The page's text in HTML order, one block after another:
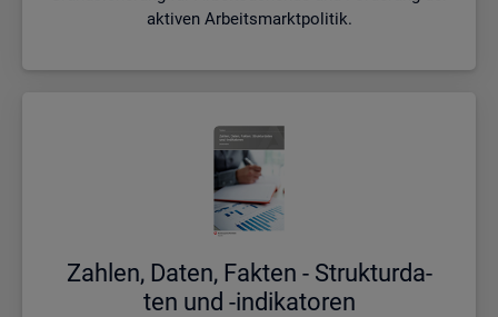
aktiven Arbeitsmarktpolitik.
Zah­len, Daten, Fak­ten - Struk­tur­da­
ten und -in­di­ka­to­ren